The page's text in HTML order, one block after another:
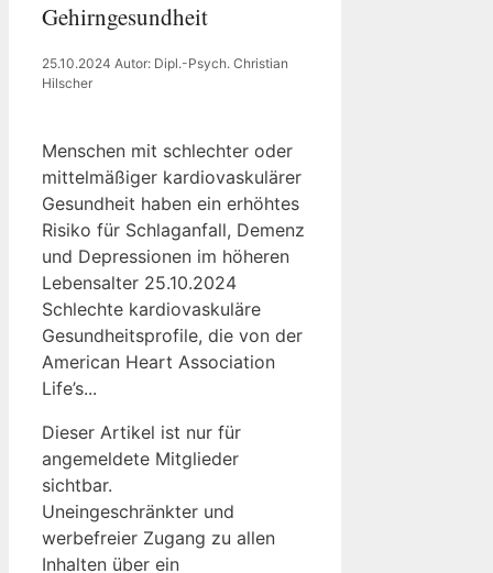
Gehirngesundheit
25.10.2024 Autor: Dipl.-Psych. Christian
Hilscher
Menschen mit schlechter oder
mittelmäßiger kardiovaskulärer
Gesundheit haben ein erhöhtes
Risiko für Schlaganfall, Demenz
und Depressionen im höheren
Lebensalter 25.10.2024
Schlechte kardiovaskuläre
Gesundheitsprofile, die von der
American Heart Association
Life’s...
Dieser Artikel ist nur für
angemeldete Mitglieder
sichtbar.
Uneingeschränkter und
werbefreier Zugang zu allen
Inhalten über ein